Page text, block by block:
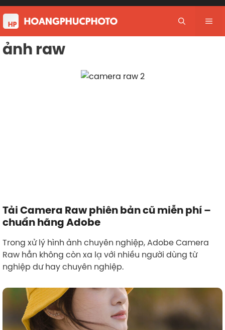
Skip
to
content
ảnh raw
Tải Camera Raw phiên bản cũ miễn phí –
chuẩn hãng Adobe
Trong xử lý hình ảnh chuyên nghiệp, Adobe Camera
Raw hẳn không còn xa lạ với nhiều người dùng từ
nghiệp dư hay chuyên nghiệp.